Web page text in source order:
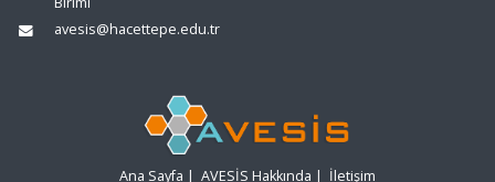
avesis@hacettepe.edu.tr
Ana Sayfa | AVESİS Hakkında | İletişim